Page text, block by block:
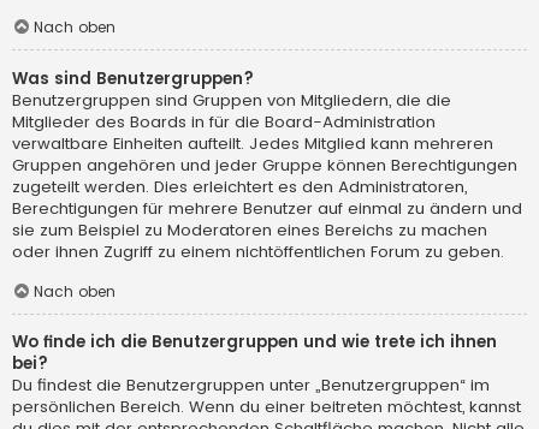
Nach oben
Was sind Benutzergruppen?
Benutzergruppen sind Gruppen von Mitgliedern, die die
Mitglieder des Boards in für die Board-Administration
verwaltbare Einheiten aufteilt. Jedes Mitglied kann mehreren
Gruppen angehören und jeder Gruppe können Berechtigungen
zugeteilt werden. Dies erleichtert es den Administratoren,
Berechtigungen für mehrere Benutzer auf einmal zu ändern und
sie zum Beispiel zu Moderatoren eines Bereichs zu machen
oder ihnen Zugriff zu einem nichtöffentlichen Forum zu geben.
Nach oben
Wo finde ich die Benutzergruppen und wie trete ich ihnen
bei?
Du findest die Benutzergruppen unter „Benutzergruppen“ im
persönlichen Bereich. Wenn du einer beitreten möchtest, kannst